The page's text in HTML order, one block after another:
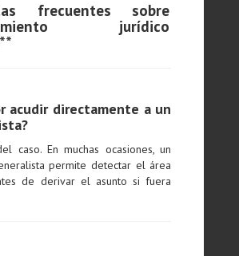
frecuentes sobre
jurídico
acudir directamente a un
caso. En muchas ocasiones, un
permite detectar el área
de derivar el asunto si fuera